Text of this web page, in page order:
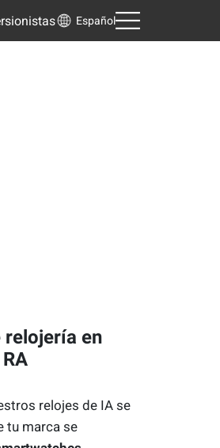
Español
relojería en
relojes de IA se
tu marca se